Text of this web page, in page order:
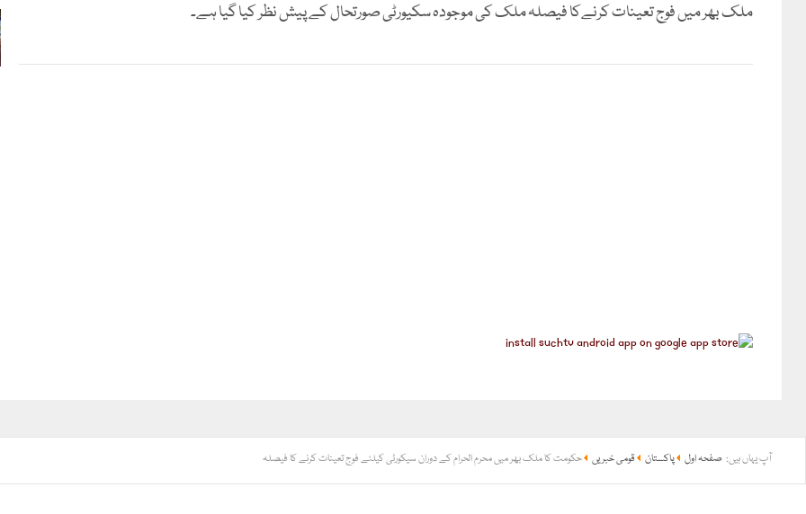
ملک بھر میں فوج تعینات کرنےکا فیصلہ ملک کی موجودہ سکیورٹی صورتحال کے پیش نظر کیا گیا ہے۔
آپ یہاں ہیں: صفحہ اول پاکستان قومی خبریں حکومت کا ملک بھر میں محرم الحرام کے دوران سیکورٹی کیلئے فوج تعینات کرنے کا فیصلہ